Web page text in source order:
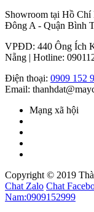
Showroom tại Hồ
Đông A - Quận Bình
VPĐD: 440 Ông Ích
Nẵng | Hotline:
Điện thoại: 0909 152
Email:
Mạng xã hội
Copyright © 2019
Chat Zalo Chat
Nam:0909152999